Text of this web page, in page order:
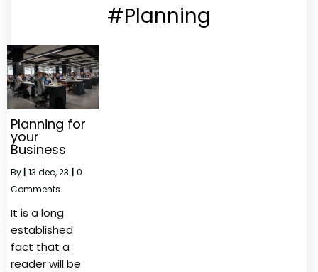
#Planning
Planning for
your
Business
By 13 dec, 23
0
Comments
It is a long
established
fact that a
reader will be